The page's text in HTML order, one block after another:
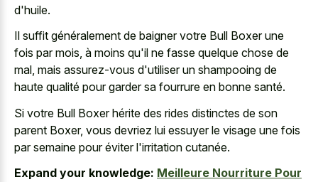
d'huile.
Il suffit généralement de baigner votre Bull Boxer une
fois par mois, à moins qu'il ne fasse quelque chose de
mal, mais assurez-vous d'utiliser un shampooing de
haute qualité pour garder sa fourrure en bonne santé.
Si votre Bull Boxer hérite des rides distinctes de son
parent Boxer, vous devriez lui essuyer le visage une fois
par semaine pour éviter l'irritation cutanée.
Expand your knowledge: Meilleure Nourriture Pour